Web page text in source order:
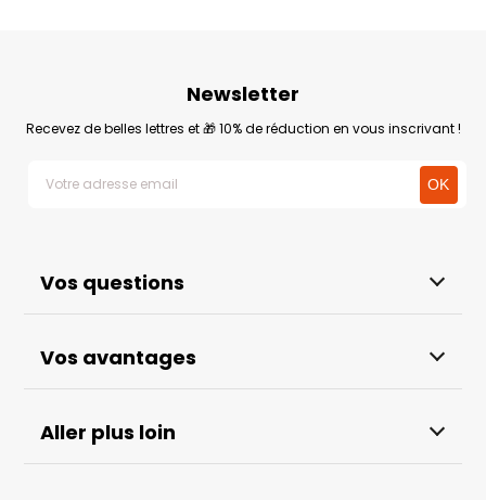
Vos questions
Vos avantages
Aller plus loin
Newsletter
Recevez de belles lettres et 🎁 10% de réduction en vous inscrivant !